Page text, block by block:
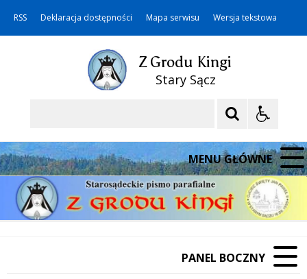
RSS Deklaracja dostępności Mapa serwisu Wersja tekstowa
Z Grodu Kingi
Stary Sącz
MENU GŁÓWNE
PANEL BOCZNY